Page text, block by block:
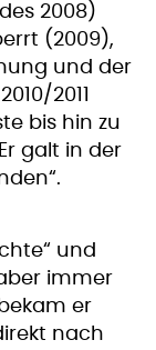
2008)
(2009),
und der
2011
bis hin zu
galt in der
und
immer
er
nach